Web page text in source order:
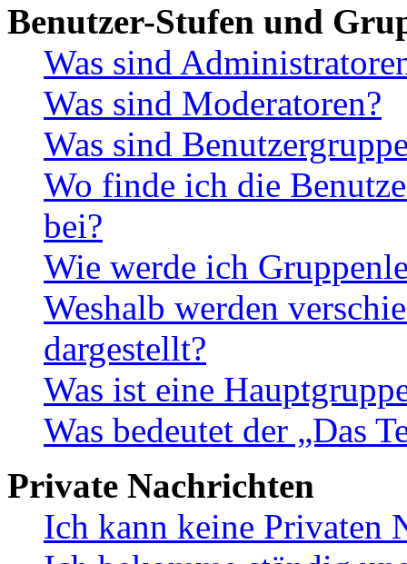
Benutzer-Stufen und
Was sind
Was sind Moderatoren?
Was sind
Wo finde ich die
bei?
Wie werde ich
Weshalb werden
dargestellt?
Was ist eine
Was bedeutet der „Das
Private Nachrichten
Ich kann keine Privaten